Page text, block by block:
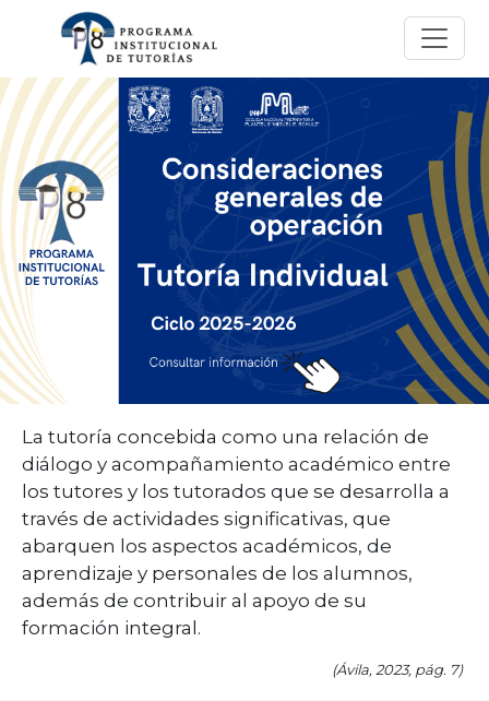
La tutoría concebida como una relación de
diálogo y acompañamiento académico entre
los tutores y los tutorados que se desarrolla a
través de actividades significativas, que
abarquen los aspectos académicos, de
aprendizaje y personales de los alumnos,
además de contribuir al apoyo de su
formación integral.
(Ávila, 2023, pág. 7)